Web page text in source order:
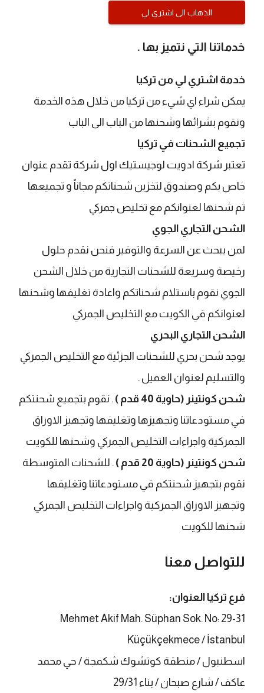
الذهاب الى اشتري لي
خدماتنا التي نتميز بها .
خدمة اشتري لي من تركيا
يمكن شراء اي شيء من تركيا من خلال هذه الخدمة
ونقوم بشرائها وشحنها من الباب الى الباب
تجميع الشحنات في تركيا
​تعتبر شركة ادويت لوجيستيك اول شركة تقدم عنوان
خاص بكم وصندوق لتخزين شحناتكم مجاناً و تجميعها
ثم شحنها لعنوانكم مع تخليص جمركي
الشحن التجاري الجوي
​لمن يبحث عن السرعة والتوفير فنحن نقدم حلول
رخيصة وسريعة للشحنات التجارية من خلال الشحن
الجوي نقوم باستلام شحناتكم واعادة تغليفها وشحنها
لعنوانكم في الكويت مع التخليص الجمركي
الشحن التجاري البحري
يوجد شحن بحري للشحنات الجزئية مع التخليص الجمركي
والتسليم لعنوان العميل .
شحن كونتينر (حاوية 40 قدم )
. نقوم بتجميع شحنتكم
في مستودعاتنا وتجهيزها وتغليفها وتجهيز الاوراق
الجمركية واجراءات التخليص الجمركي وشحنها للكويت
شحن كونتينر (حاوية 20 قدم )
. للشحنات المتوسطة
نقوم بتجهيز شحنتكم في مستودعاتنا وتغليفها
وتجهيز الاوراق الجمركية واجراءات التخليص الجمركي
شحنها للكويت
للتواصل معنا
فرع تركيا العنوان:
Mehmet Akif Mah. Süphan Sok. No: 29-31
Küçükçekmece / İstanbul
اسطنبول / منطقة كوتشوك شكمجة / حي محمد
عاكف / شارع صبحان / بناء 29/31